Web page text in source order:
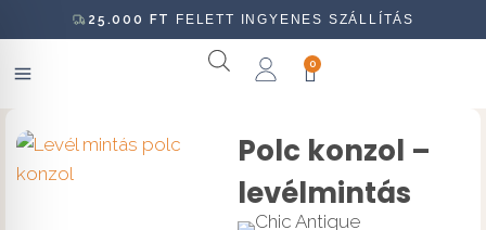
25.000 FT FELETT INGYENES SZÁLLÍTÁS
0
Polc konzol –
levélmintás